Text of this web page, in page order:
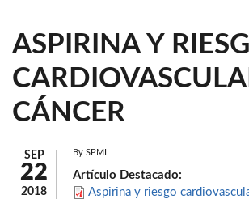
ASPIRINA Y
CÁNCER
SEP
22
2018
By SPMI
Artículo Destacado:
Aspirina y riesgo